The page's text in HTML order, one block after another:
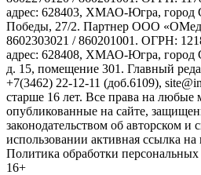
адрес: 628403, ХМАО-Югра, город
Победы, 27/2. Партнер ООО
8602303021 / 860201001. ОГРН:
адрес: 628408, ХМАО-Югра, город
д. 15, помещение 301. Главный
+7(3462) 22-12-11 (доб.6109),
старше 16 лет. Все права на любые
опубликованные на сайте,
законодательством об авторском
использовании активная ссылка на
Политика обработки
16+